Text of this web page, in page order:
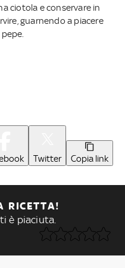
ciotola e conservare in
guarnendo a piacere
Twitter Copia link
RICETTA!
è piaciuta.